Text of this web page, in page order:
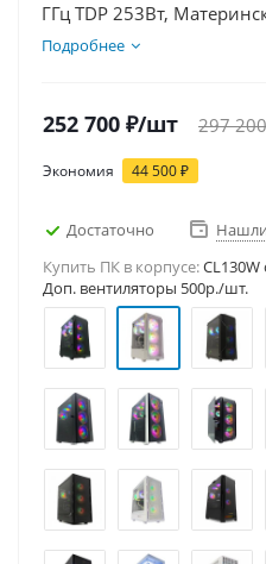
ГГц TDP 253Вт,
E D5, Видеокарта RTX
Подробнее
252 700 ₽/шт 297 200
Экономия 44 500₽
Достаточно
Купить ПК в корпусе:
Доп. вентиляторы 500р./шт.